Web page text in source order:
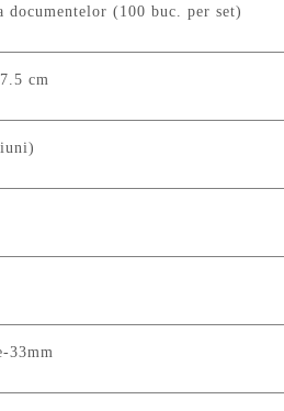
(100 buc. per set)
cm
33mm